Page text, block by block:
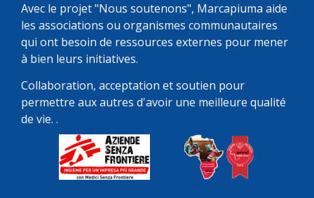
Avec le projet "Nous soutenons", Marcapiuma aide
les associations ou organismes communautaires
qui ont besoin de ressources externes pour mener
à bien leurs initiatives.
Collaboration, acceptation et soutien pour
permettre aux autres d'avoir une meilleure qualité
de vie. .